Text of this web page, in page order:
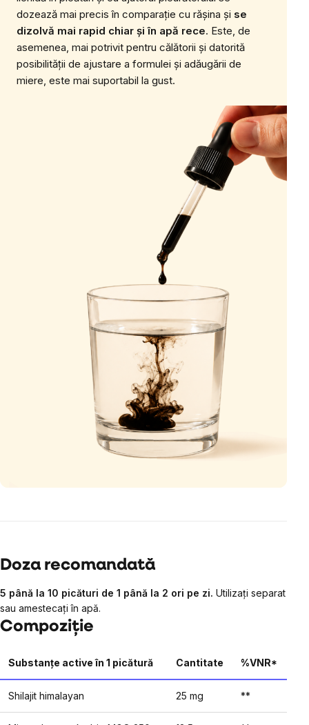
dozează mai precis în comparație cu rășina și se
dizolvă mai rapid chiar și în apă rece. Este, de
asemenea, mai potrivit pentru călătorii și datorită
posibilității de ajustare a formulei și adăugării de
miere, este mai suportabil la gust.
Doza recomandată
5 până la 10 picături de 1 până la 2 ori pe zi. Utilizați separat
sau amestecați în apă.
Compoziție
Substanțe active în 1 picătură Cantitate %VNR*
Shilajit himalayan 25 mg **